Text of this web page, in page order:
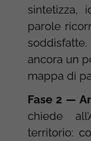
sintetizza,
parole
ancora un
mappa di
Fase 2 —
chiede
territorio: